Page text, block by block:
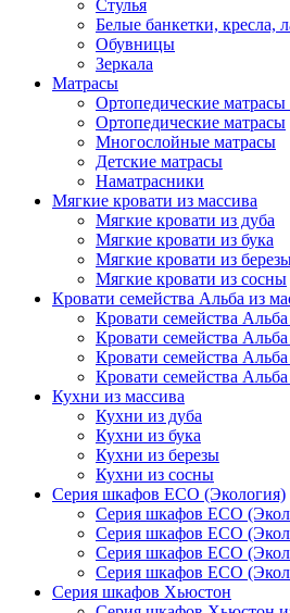
Стулья
Белые банкетки, кресла,
Обувницы
Зеркала
Матрасы
Ортопедические
Ортопедические матрасы
Многослойные матрасы
Детские матрасы
Наматрасники
Мягкие кровати из массива
Мягкие кровати из дуба
Мягкие кровати из бука
Мягкие кровати из
Мягкие кровати из сосны
Кровати семейства Альба из
Кровати семейства Альба
Кровати семейства Альба
Кровати семейства
Кровати семейства
Кухни из массива
Кухни из дуба
Кухни из бука
Кухни из березы
Кухни из сосны
Серия шкафов ECO (Экология)
Серия шкафов ECO
Серия шкафов ECO
Серия шкафов ECO
Серия шкафов ECO
Серия шкафов Хьюстон